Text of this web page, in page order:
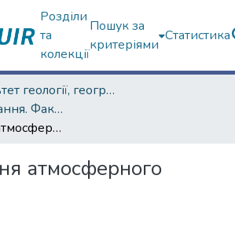
Розділи
та
колекції
Пошук за
критеріями
Статистика
Факультет геології, географіії, рекреації і туризму
Навчальні видання. Факультет геології, географіії, рекреації і туризму
Забруднення атмосферного повітря
атмосферного